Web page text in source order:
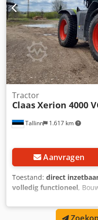
Tallinn 1.617 km
Tractor
ClaasXerion 4000
Aanvragen
Toestand: direct
volledig functioneel,
308 kW
Mercedes, soort
, eerste